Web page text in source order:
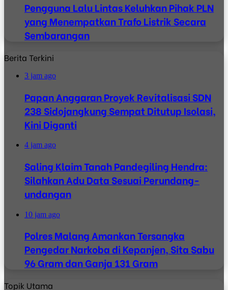
Pengguna Lalu Lintas Keluhkan Pihak PLN
yang Menempatkan Trafo Listrik Secara
Sembarangan
Berita Terkini
3 jam ago
Papan Anggaran Proyek Revitalisasi SDN
238 Sidojangkung Sempat Ditutup Isolasi,
Kini Diganti
4 jam ago
Saling Klaim Tanah Pandegiling Hendra:
Silahkan Adu Data Sesuai Perundang-
undangan
10 jam ago
Polres Malang Amankan Tersangka
Pengedar Narkoba di Kepanjen, Sita Sabu
96 Gram dan Ganja 131 Gram
Topik Utama